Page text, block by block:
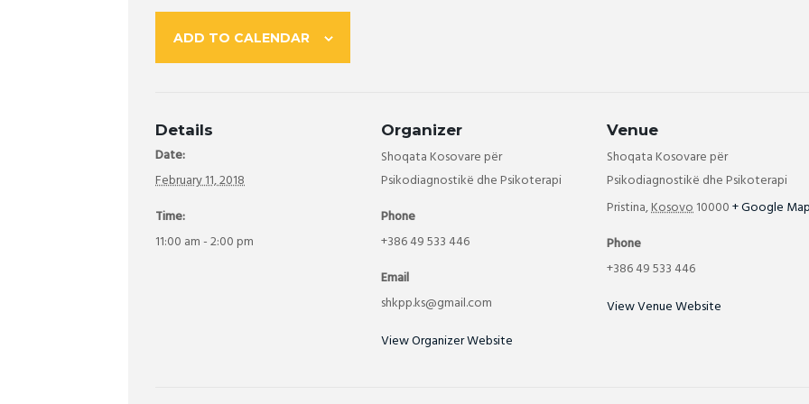
ADD TO CALENDAR
Details
Date:
February 11, 2018
Time:
11:00 am - 2:00 pm
Organizer
Shoqata Kosovare për
Psikodiagnostikë dhe Psikoterapi
Phone
+386 49 533 446
Email
shkpp.ks@gmail.com
View Organizer Website
Venue
Shoqata Kosovare për
Psikodiagnostikë dhe Psikoterapi
Pristina,Kosovo10000+ Google
Phone
+386 49 533 446
View Venue Website